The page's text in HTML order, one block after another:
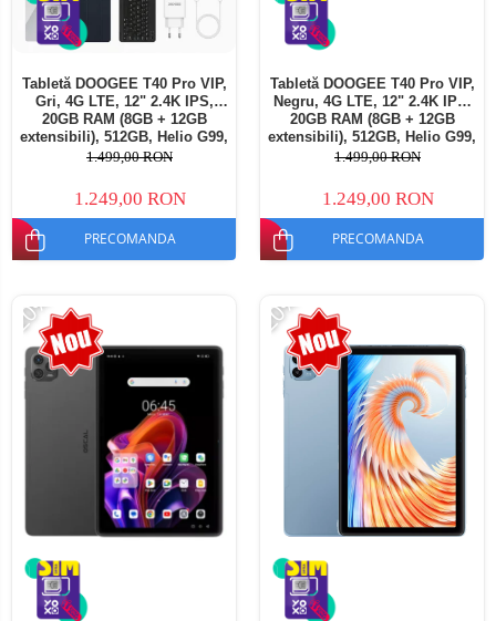
Tabletă DOOGEE T40 Pro VIP,
Gri, 4G LTE, 12" 2.4K IPS,
20GB RAM (8GB + 12GB
extensibili), 512GB, Helio G99,
10800mAh, 33W, Android 14,
1.499,00 RON
1.249,00 RON
PRECOMANDA
Tabletă DOOGEE T40 Pro VIP,
Negru, 4G LTE, 12" 2.4K IPS,
20GB RAM (8GB + 12GB
extensibili), 512GB, Helio G99,
10800mAh, 33W, Android 14,
1.499,00 RON
1.249,00 RON
PRECOMANDA
-20% -20%